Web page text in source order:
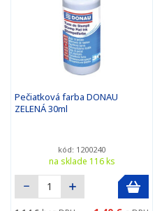
Pečiatková farba DONAU
ZELENÁ 30ml
kód: 1200240
na sklade 116 ks